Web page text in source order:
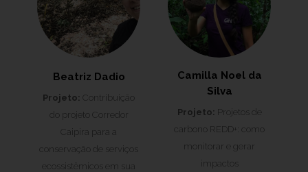
Beatriz Dadio
Projeto: Contribuição
do projeto Corredor
Caipira para a
conservação de serviços
ecossistêmicos em sua
Camilla Noel da
Silva
Projeto: Projetos de
carbono REDD+: como
monitorar e gerar
impactos